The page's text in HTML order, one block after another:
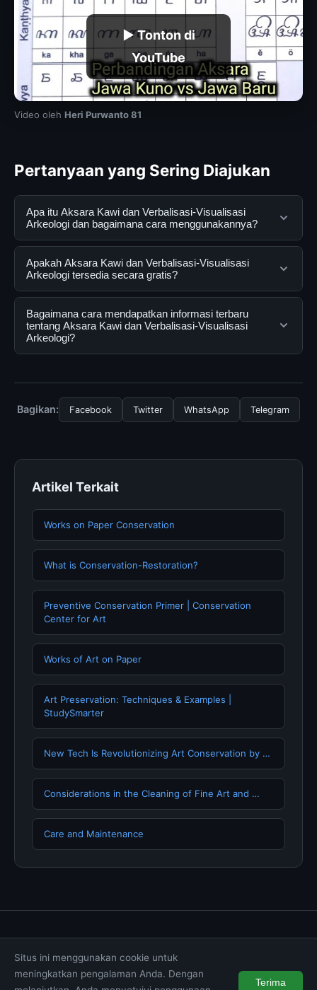
▶ Tonton di
YouTube
Video oleh Heri Purwanto 81
Pertanyaan yang Sering Diajukan
Apa itu Aksara Kawi dan Verbalisasi-Visualisasi
Arkeologi dan bagaimana cara menggunakannya?
Aksara Kawi dan Verbalisasi-Visualisasi Arkeologi
adalah layanan digital yang dirancang untuk membantu
pengguna mendapatkan informasi lengkap dan
terpercaya. Anda dapat menggunakannya dengan
mengunjungi situs resmi dan mengikuti panduan yang
tersedia.
Apakah Aksara Kawi dan Verbalisasi-Visualisasi
Arkeologi tersedia secara gratis?
Ya, Aksara Kawi dan Verbalisasi-Visualisasi Arkeologi
dapat diakses secara gratis oleh semua pengguna.
Tidak ada biaya tersembunyi atau langganan yang
Bagaimana cara mendapatkan informasi terbaru
tentang Aksara Kawi dan Verbalisasi-Visualisasi
Arkeologi?
mengunjungi halaman resmi kami secara berkala. Kami
selalu memperbarui konten dengan informasi terkini dan
Bagikan: Facebook Twitter WhatsApp Telegram
Artikel Terkait
Works on Paper Conservation
What is Conservation-Restoration?
Preventive Conservation Primer | Conservation
Center for Art
Works of Art on Paper
Art Preservation: Techniques & Examples |
StudySmarter
New Tech Is Revolutionizing Art Conservation by …
Considerations in the Cleaning of Fine Art and …
Care and Maintenance
Syarat & Ketentuan
Situs ini menggunakan cookie untuk
meningkatkan pengalaman Anda. Dengan
Terima